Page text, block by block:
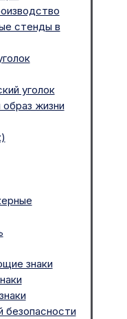
стенды в
уголок
жизни
знаки
безопасности